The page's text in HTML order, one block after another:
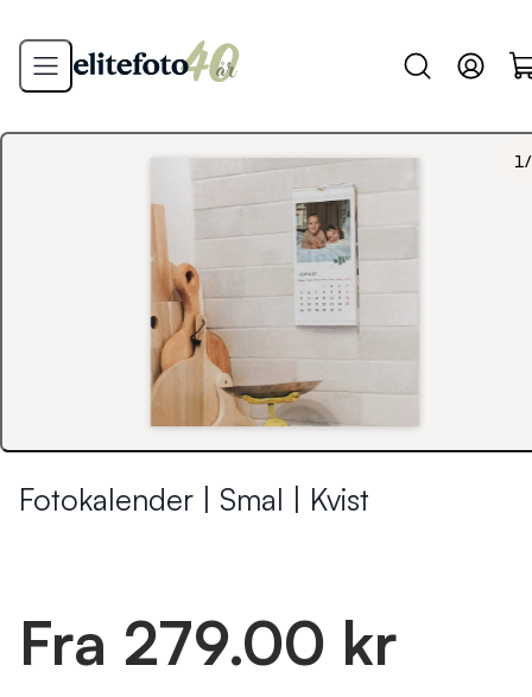
1 /
Fotokalender | Smal | Kvist
Fra 279.00 kr